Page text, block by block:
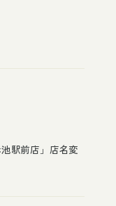
駅前店」店名変